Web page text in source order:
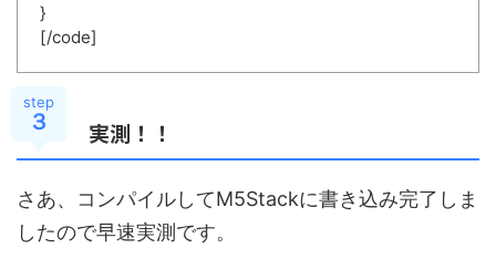
}
[/code]
step
３ 実測！！
さあ、コンパイルしてM5Stackに書き込み完了しま
したので早速実測です。